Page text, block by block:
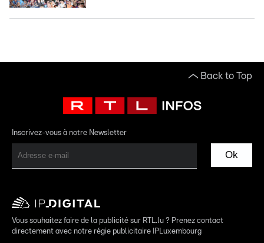
Back to Top
Inscrivez-vous à notre Newsletter
Ok
Vous souhaitez faire de la publicité sur RTL.lu ? Prenez contact
directement avec notre régie publicitaire IPLuxembourg